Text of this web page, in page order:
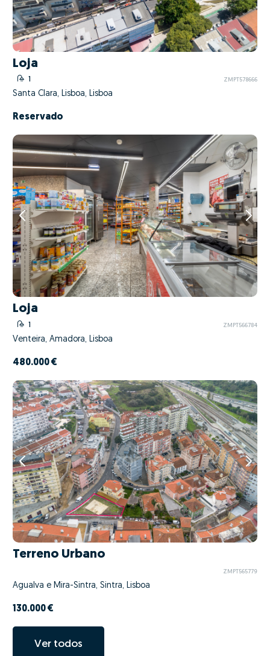
Loja
1 ZMPT578666
Santa Clara, Lisboa, Lisboa
Reservado
Loja
1 ZMPT566784
Venteira, Amadora, Lisboa
480.000 €
Terreno Urbano
ZMPT565779
Agualva e Mira-Sintra, Sintra, Lisboa
130.000 €
Ver todos